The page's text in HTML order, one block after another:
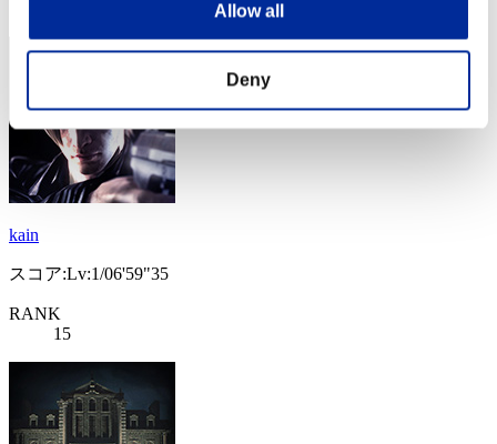
Allow all
Deny
kain
スコア:Lv:1/06'59"35
RANK
15